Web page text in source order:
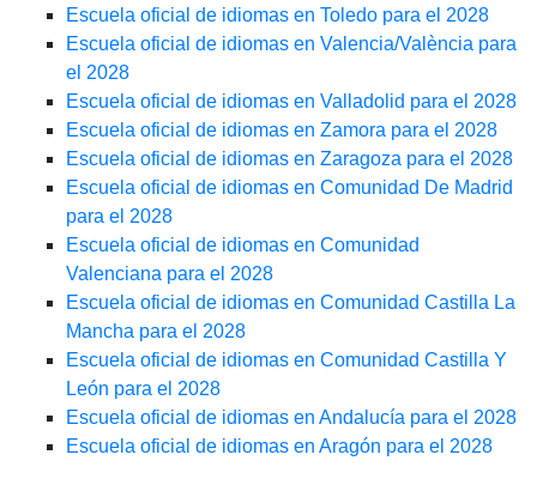
Escuela oficial de idiomas en Toledo para el 2028
Escuela oficial de idiomas en Valencia/València para
el 2028
Escuela oficial de idiomas en Valladolid para el 2028
Escuela oficial de idiomas en Zamora para el 2028
Escuela oficial de idiomas en Zaragoza para el 2028
Escuela oficial de idiomas en Comunidad De Madrid
para el 2028
Escuela oficial de idiomas en Comunidad
Valenciana para el 2028
Escuela oficial de idiomas en Comunidad Castilla La
Mancha para el 2028
Escuela oficial de idiomas en Comunidad Castilla Y
León para el 2028
Escuela oficial de idiomas en Andalucía para el 2028
Escuela oficial de idiomas en Aragón para el 2028